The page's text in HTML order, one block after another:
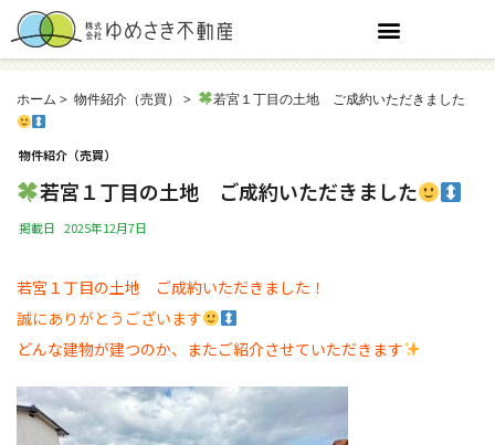
ホーム 物件紹介（売買） 若宮１丁目の土地 ご成約いただきました
物件紹介（売買）
若宮１丁目の土地 ご成約いただきました
掲載日 2025年12月7日
若宮１丁目の土地 ご成約いただきました！
誠にありがとうございます
どんな建物が建つのか、またご紹介させていただきます